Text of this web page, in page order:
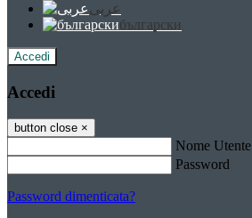
عربى
български
Accedi
Accedi
button close ×
Nome Utente
Password
Password dimenticata?